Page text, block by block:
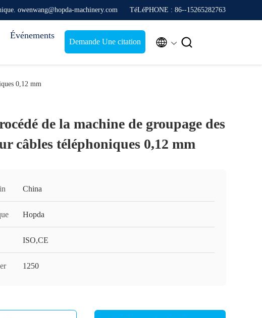
owenwang@hopda-machinery.com TéLéPHONE : 86--15265282763
Événements
Demande Une citation  
0,12 mm
de la machine de groupage des
câbles téléphoniques 0,12 mm
China
Hopda
ISO,CE
1250